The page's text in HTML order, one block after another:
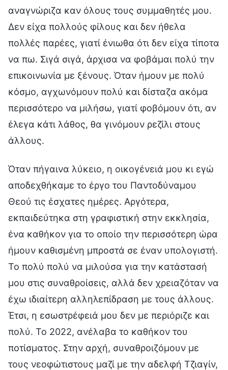
αναγνώριζα καν όλους τους συμμαθητές μου.
Δεν είχα πολλούς φίλους και δεν ήθελα
πολλές παρέες, γιατί ένιωθα ότι δεν είχα τίποτα
να πω. Σιγά σιγά, άρχισα να φοβάμαι πολύ την
επικοινωνία με ξένους. Όταν ήμουν με πολύ
κόσμο, αγχωνόμουν πολύ και δίσταζα ακόμα
περισσότερο να μιλήσω, γιατί φοβόμουν ότι, αν
έλεγα κάτι λάθος, θα γινόμουν ρεζίλι στους
άλλους.
Όταν πήγαινα λύκειο, η οικογένειά μου κι εγώ
αποδεχθήκαμε το έργο του Παντοδύναμου
Θεού τις έσχατες ημέρες. Αργότερα,
εκπαιδεύτηκα στη γραφιστική στην εκκλησία,
ένα καθήκον για το οποίο την περισσότερη ώρα
ήμουν καθισμένη μπροστά σε έναν υπολογιστή.
Το πολύ πολύ να μιλούσα για την κατάστασή
μου στις συναθροίσεις, αλλά δεν χρειαζόταν να
έχω ιδιαίτερη αλληλεπίδραση με τους άλλους.
Έτσι, η εσωστρέφειά μου δεν με περιόριζε και
πολύ. Το 2022, ανέλαβα το καθήκον του
ποτίσματος. Στην αρχή, συναθροιζόμουν με
τους νεοφώτιστους μαζί με την αδελφή Τζιαγίν,